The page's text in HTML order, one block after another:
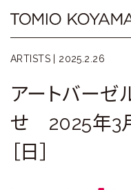
content
Tomio
Koyama
Gallery
小
山
ARTISTS | 2025.2.26
アートバーゼ
せ 2025年3
［日］